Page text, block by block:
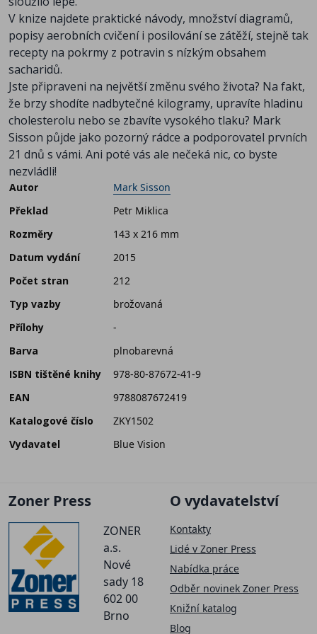
V knize najdete praktické návody, množství diagramů,
popisy aerobních cvičení i posilování se zátěží, stejně tak
recepty na pokrmy z potravin s nízkým obsahem
sacharidů.
Jste připraveni na největší změnu svého života? Na fakt,
že brzy shodíte nadbytečné kilogramy, upravíte hladinu
cholesterolu nebo se zbavíte vysokého tlaku? Mark
Sisson půjde jako pozorný rádce a podporovatel prvních
21 dnů s vámi. Ani poté vás ale nečeká nic, co byste
nezvládli!
Autor
Mark Sisson
Překlad
Petr Miklica
Rozměry
143 x 216 mm
Datum vydání
2015
Počet stran
212
Typ vazby
brožovaná
Přílohy
-
Barva
plnobarevná
ISBN tištěné knihy
978-80-87672-41-9
EAN
9788087672419
Katalogové číslo
ZKY1502
Vydavatel
Blue Vision
Zoner Press
ZONER
a.s.
Nové
sady 18
602 00
Brno
O vydavatelství
Kontakty
Lidé v Zoner Press
Nabídka práce
Odběr novinek Zoner Press
Knižní katalog
Blog